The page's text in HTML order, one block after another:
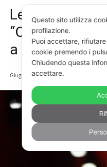
Leclerc
“Obiettivo
a Maranello”
Giugno 3, 2026
Questo sito utilizza
profilazione.
Puoi accettare,
cookie premendo i
Chiudendo questa
accettare.